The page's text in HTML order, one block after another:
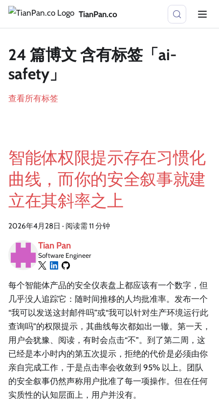
TianPan.co
24 篇博文 含有标签「ai-
safety」
查看所有标签
智能体权限提示存在习惯化
曲线，而你的安全叙事就建
立在其斜率之上
2026年4月28日 · 阅读需 11 分钟
Tian Pan
Software Engineer
每个智能体产品的安全仪表盘上都应该有一个数字，但
几乎没人追踪它：随时间推移的人均批准率。发布一个
“我可以发送这封邮件吗”或“我可以针对生产环境运行此
查询吗”的权限提示，其曲线每次都如出一辙。第一天，
用户会犹豫、阅读，有时会点击“不”。到了第二周，这
已经是本小时内的第五次提示，拒绝的代价是必须由你
亲自完成工作，于是点击率会收敛到 95% 以上。团队
的安全叙事仍然声称用户批准了每一项操作。但在任何
实质性的认知层面上，用户并没有。